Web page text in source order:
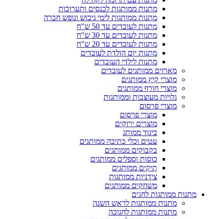
מתנות ממותגות לכנסים ותערוכות
מתנות ממותגות לימי גיבוש ונופש חברה
מתנות לעובדים עד 50 ש"ח
מתנות לעובדים עד 30 ש"ח
מתנות לעובדים עד 20 ש"ח
מתנות יום הולדת לעובדים
מתנות לילדי העובדים
מארזים ממותגים לעובדים
מוצרי קיץ ממותגים
מוצרי חורף ממותגים
גלויות מעוצבות וממותגות
מוצרי פרסום
מוצרי פרסום
מוצרים ירוקים
ביגוד ממותג
עטים וכלי כתיבה ממותגים
בקבוקים ממותגים
כוסות וספלים ממותגים
תיקים ממותגים
צידניות ממותגות
משחקים ממותגים
מתנות ממותגות לחגים
מתנות ממותגות לראש השנה
מתנות ממותגות לחנוכה